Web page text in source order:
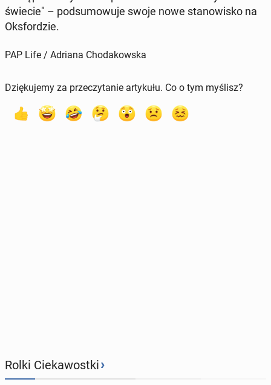
świecie" – pod­su­mo­wu­je swoje nowe sta­no­wi­sko na
Oks­for­dzie.
PAP Life / Adriana Chodakowska
Dziękujemy za przeczytanie artykułu. Co o tym myślisz?
Rolki Ciekawostki›